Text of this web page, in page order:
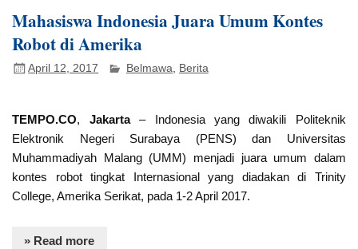
Mahasiswa Indonesia Juara Umum Kontes
Robot di Amerika
April 12, 2017 Belmawa Berita
TEMPO.CO, Jakarta– Indonesia yang diwakili Politeknik
Elektronik Negeri Surabaya (PENS) dan Universitas
Muhammadiyah Malang (UMM) menjadi juara umum dalam
kontes robot tingkat Internasional yang diadakan di Trinity
College, Amerika Serikat, pada 1-2 April 2017.
» Read more